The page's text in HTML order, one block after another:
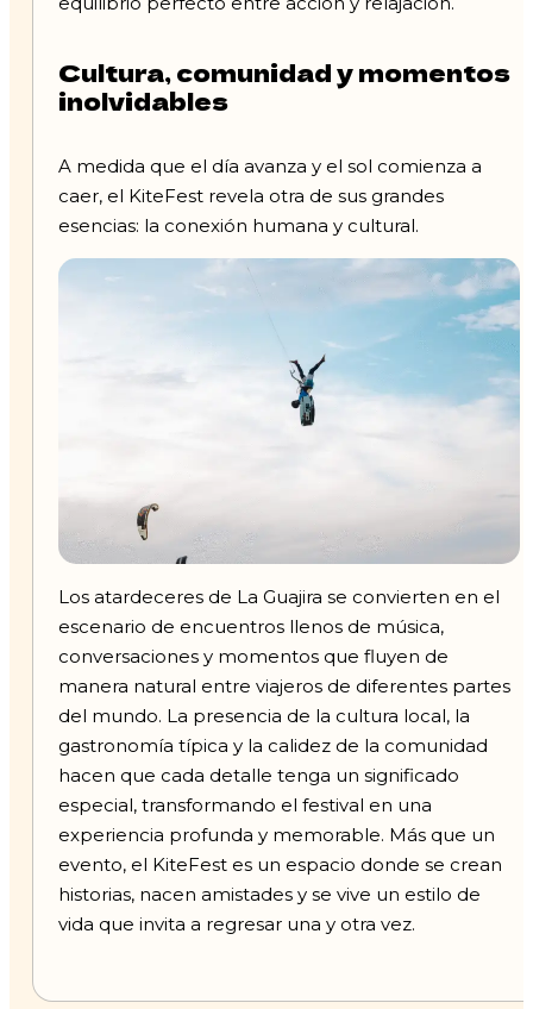
Cultura, comunidad y momentos
inolvidables
A medida que el día avanza y el sol comienza a
caer, el KiteFest revela otra de sus grandes
esencias: la conexión humana y cultural.
Los atardeceres de La Guajira se convierten en el
escenario de encuentros llenos de música,
conversaciones y momentos que fluyen de
manera natural entre viajeros de diferentes partes
del mundo. La presencia de la cultura local, la
gastronomía típica y la calidez de la comunidad
hacen que cada detalle tenga un significado
especial, transformando el festival en una
experiencia profunda y memorable. Más que un
evento, el KiteFest es un espacio donde se crean
historias, nacen amistades y se vive un estilo de
vida que invita a regresar una y otra vez.